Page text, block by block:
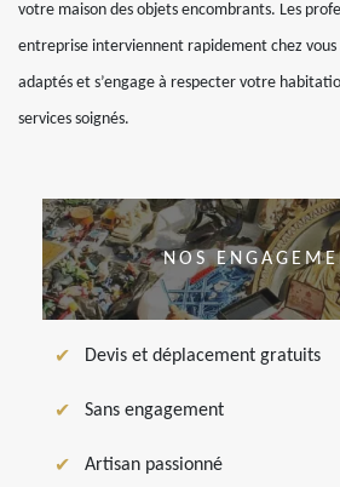
votre maison des objets encombrants. Les
entreprise interviennent rapidement chez vous
adaptés et s’engage à respecter votre
services soignés.
NOS
Devis et déplacement gratuits
Sans engagement
Artisan passionné